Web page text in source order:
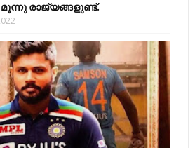
മൂന്നു രാജ്യങ്ങളുണ്ട്.